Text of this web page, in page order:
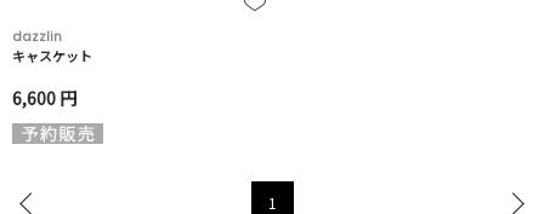
dazzlin
キャスケット
6,600 円
1